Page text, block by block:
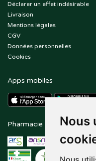
Nous
Déclarer un effet indésirable
Livraison
Mentions légales
CGV
Données personnelles
Cookies
Apps mobiles
Pharmacie en ligne agréée